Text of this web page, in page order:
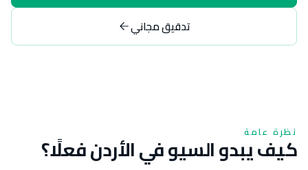
تدقيق مجاني
نظرة عامة
كيف يبدو السيو في الأردن فعلًا؟